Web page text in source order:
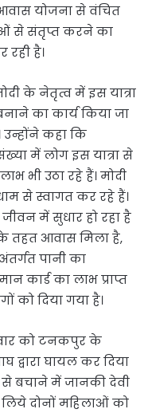
आवास योजना से वंचित
से संतृप्त करने का
रही है।
के नेतृत्व में इस यात्रा
का कार्य किया जा
कहा कि
में लोग इस यात्रा से
भी उठा रहे हैं। मोदी
से स्वागत कर रहे हैं।
में सुधार हो रहा है
तहत आवास मिला है,
पानी का
कार्ड का लाभ प्राप्त
को दिया गया है।
को टनकपुर के
द्वारा घायल कर दिया
बचाने में जानकी देवी
लिये दोनों महिलाओं को